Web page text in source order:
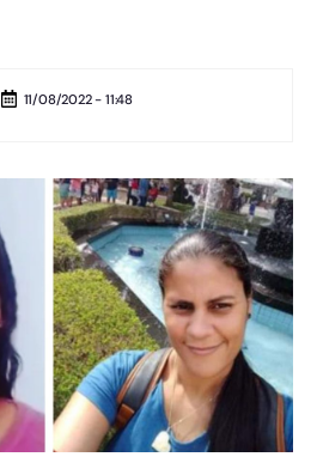
11/08/2022 - 11:48